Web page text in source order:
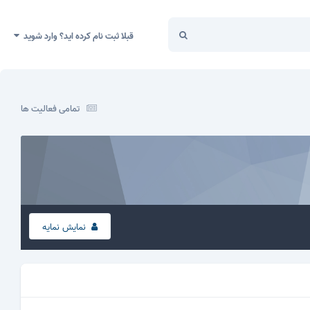
قبلا ثبت نام کرده اید؟ وارد شوید
تمامی فعالیت ها
نمایش نمایه